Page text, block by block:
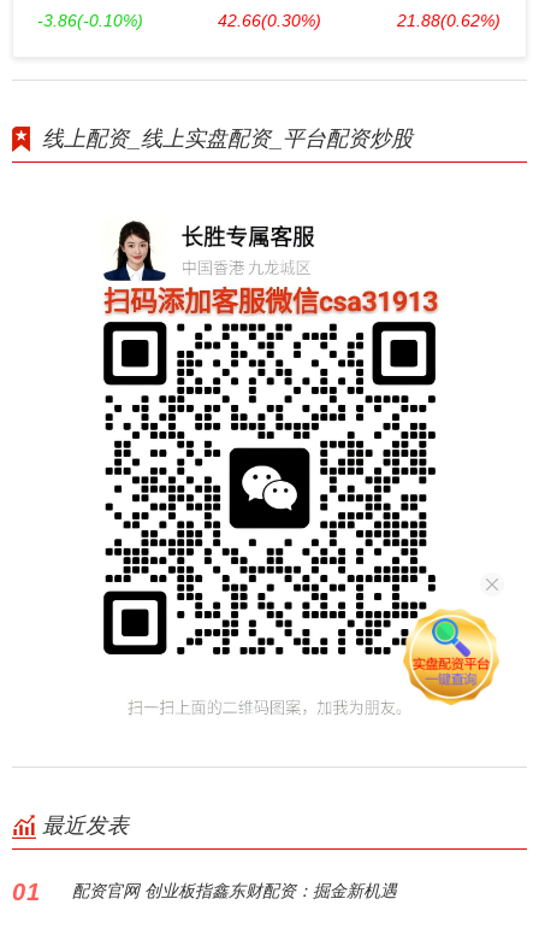
-3.86(-0.10%) 42.66(0.30%) 21.88(0.62%)
线上配资_线上实盘配资_平台配资炒股
最近发表
01 配资官网 创业板指鑫东财配资：掘金新机遇